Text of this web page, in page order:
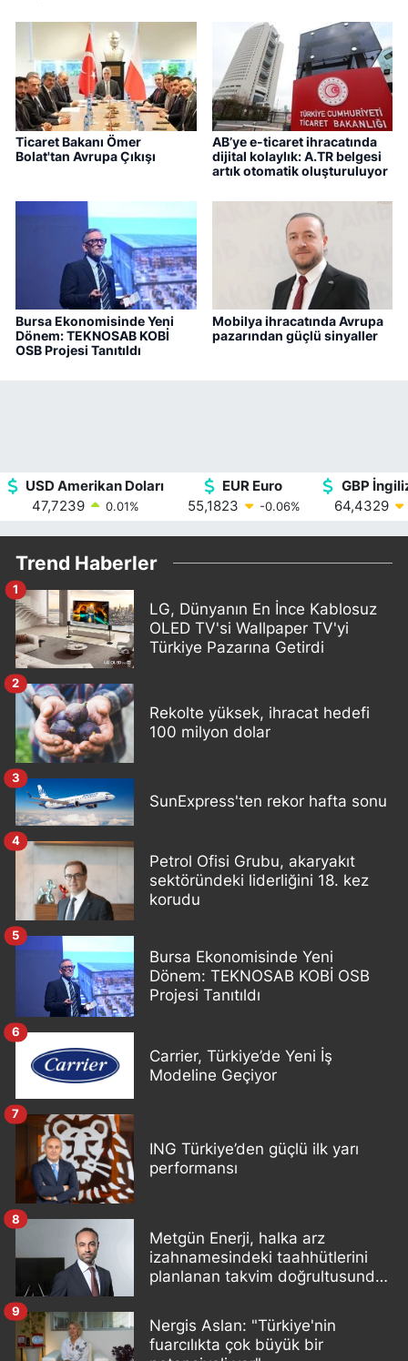
Ticaret Bakanı Ömer
Bolat'tan Avrupa Çıkışı
AB’ye e-ticaret ihracatında
dijital kolaylık: A.TR belgesi
artık otomatik oluşturuluyor
Bursa Ekonomisinde Yeni
Dönem: TEKNOSAB KOBİ
OSB Projesi Tanıtıldı
Mobilya ihracatında Avrupa
pazarından güçlü sinyaller
USD Amerikan Doları
47,7239
0.01%
EUR Euro
55,1823
-0.06%
GBP
64,4329
Trend Haberler
LG, Dünyanın En İnce Kablosuz
OLED TV'si Wallpaper TV'yi
Türkiye Pazarına Getirdi
1
Rekolte yüksek, ihracat hedefi
100 milyon dolar
2
SunExpress'ten rekor hafta sonu
3
Petrol Ofisi Grubu, akaryakıt
sektöründeki liderliğini 18. kez
korudu
4
Bursa Ekonomisinde Yeni
Dönem: TEKNOSAB KOBİ OSB
Projesi Tanıtıldı
5
Carrier, Türkiye’de Yeni İş
Modeline Geçiyor
6
ING Türkiye’den güçlü ilk yarı
performansı
7
Metgün Enerji, halka arz
izahnamesindeki taahhütlerini
planlanan takvim doğrultusunda
8
Nergis Aslan: "Türkiye'nin
fuarcılıkta çok büyük bir
9